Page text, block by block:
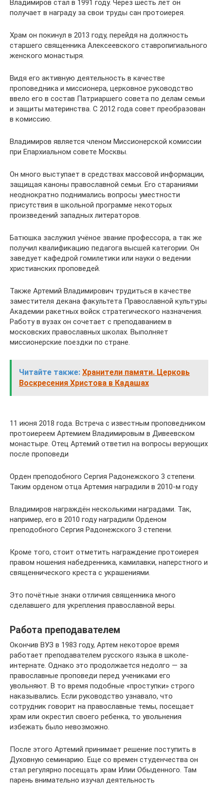
Владимиров стал в 1991 году. Через шесть лет он
получает в награду за свои труды сан протоиерея.
Храм он покинул в 2013 году, перейдя на должность
старшего священника Алексеевского ставропигиального
женского монастыря.
Видя его активную деятельность в качестве
проповедника и миссионера, церковное руководство
ввело его в состав Патриаршего совета по делам семьи
и защиты материнства. С 2012 года совет преобразован
в комиссию.
Владимиров является членом Миссионерской комиссии
при Епархиальном совете Москвы.
Он много выступает в средствах массовой информации,
защищая каноны православной семьи. Его стараниями
неоднократно поднимались вопросы уместности
присутствия в школьной программе некоторых
произведений западных литераторов.
Батюшка заслужил учёное звание профессора, а так же
получил квалификацию педагога высшей категории. Он
заведует кафедрой гомилетики или науки о ведении
христианских проповедей.
Также Артемий Владимирович трудиться в качестве
заместителя декана факультета Православной культуры
Академии ракетных войск стратегического назначения.
Работу в вузах он сочетает с преподаванием в
московских православных школах. Выполняет
миссионерские поездки по стране.
Читайте также: Хранители памяти. Церковь
Воскресения Христова в Кадашах
11 июня 2018 года. Встреча с известным проповедником
протоиереем Артемием Владимировым в Дивеевском
монастыре. Отец Артемий ответил на вопросы верующих
после проповеди
Орден преподобного Сергия Радонежского 3 степени.
Таким орденом отца Артемия наградили в 2010-м году
Владимиров награждён несколькими наградами. Так,
например, его в 2010 году наградили Орденом
преподобного Сергия Радонежского 3 степени.
Кроме того, стоит отметить награждение протоиерея
правом ношения набедренника, камилавки, наперстного и
священнического креста с украшениями.
Это почётные знаки отличия священника много
сделавшего для укрепления православной веры.
Работа преподавателем
Окончив ВУЗ в 1983 году, Артем некоторое время
работает преподавателем русского языка в школе-
интернате. Однако это продолжается недолго — за
православные проповеди перед учениками его
увольняют. В то время подобные «проступки» строго
наказывались. Если руководство узнавало, что
сотрудник говорит на православные темы, посещает
храм или окрестил своего ребенка, то увольнения
избежать было невозможно.
После этого Артемий принимает решение поступить в
Духовную семинарию. Еще со времен студенчества он
стал регулярно посещать храм Илии Обыденного. Там
парень внимательно изучал деятельность